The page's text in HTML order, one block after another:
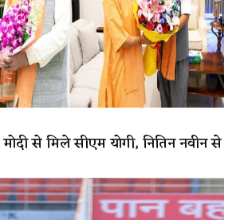
से मिले सीएम योगी, नितिन नवीन से